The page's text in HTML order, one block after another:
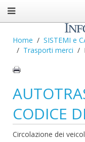
Home SISTEMI e
Trasporti merci
CODICE
Circolazione dei